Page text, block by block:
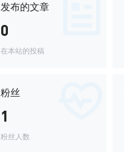
发布的文章
0
在本站的投稿
粉丝
1
粉丝人数